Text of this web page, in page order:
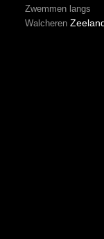
Zwemmen langs
Walcheren